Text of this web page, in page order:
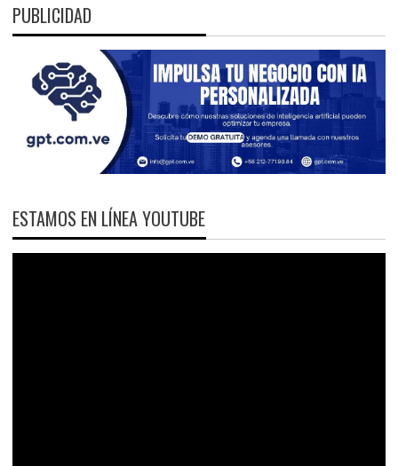
PUBLICIDAD
ESTAMOS EN LÍNEA YOUTUBE